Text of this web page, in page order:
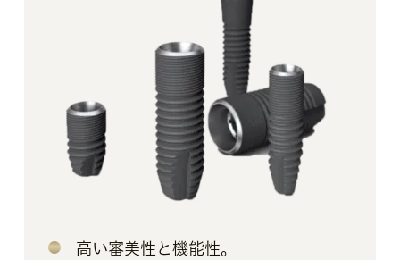
高い審美性と機能性。